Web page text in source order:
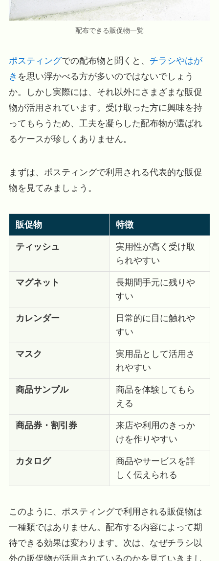
配布できる販促物一覧
ポスティングでの配布物と聞くと、 チラシやはが
き を思い浮かべる方が多いのではないでしょう
か。しかし実際には、それ以外にさまざまな販促
物が活用されています。受け取った方に興味を持
ってもらうため、工夫を凝らした配布物が選ばれ
るケースが珍しくありません。
まずは、ポスティングで利用される代表的な販促
物を見てみましょう。
販促物 特徴
ティッシュ
実用性が高く受け取
られやすい
マグネット
長期間手元に残りや
すい
カレンダー
日常的に目に触れや
すい
マスク
実用品として活用さ
れやすい
商品サンプル
商品を体験してもら
える
商品券・割引券
来店や利用のきっか
けを作りやすい
カタログ
商品やサービスを詳
しく伝えられる
このように、ポスティングで利用される販促物は
一種類ではありません。配布する内容によって期
待できる効果は変わります。次は、なぜチラシ以
外の販促物が活用されているのかを見ていきまし